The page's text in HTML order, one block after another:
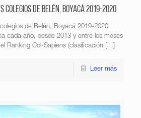
colegios de Belén, Boyacá 2019-2020
de Belén, Boyacá 2019-2020
cada año, desde 2013 y entre los meses
Ranking Col-Sapiens (clasificación […]
Leer más